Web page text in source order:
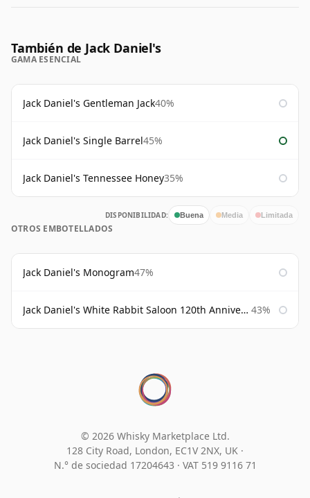
También de Jack Daniel's
GAMA ESENCIAL
Jack Daniel's Gentleman Jack40%
Jack Daniel's Single Barrel45%
Jack Daniel's Tennessee Honey35%
DISPONIBILIDAD: Buena Media Limitada
OTROS EMBOTELLADOS
Jack Daniel's Monogram47%
Jack Daniel's White Rabbit Saloon 120th Anniversary 43%
© 2026 Whisky Marketplace Ltd.
128 City Road, London, EC1V 2NX, UK ·
N.° de sociedad 17204643 · VAT 519 9116 71